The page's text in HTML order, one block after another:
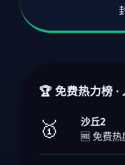
🏆 免费热力榜 ·
🥇
沙丘2
🆓 免费热